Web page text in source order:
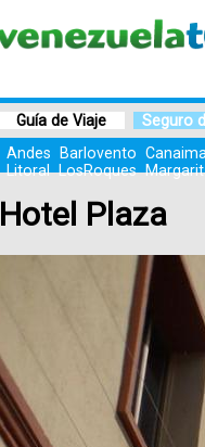
Guía de Viaje Seguro
Andes
Barlovento Canaima
Litoral LosRoques
Hotel Plaza